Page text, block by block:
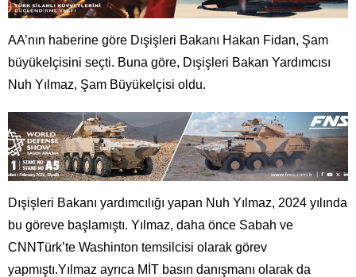
AA’nın haberine göre Dışişleri Bakanı Hakan Fidan, Şam
büyükelçisini seçti. Buna göre, Dışişleri Bakan Yardımcısı
Nuh Yılmaz, Şam Büyükelçisi oldu.
Dışişleri Bakanı yardımcılığı yapan Nuh Yılmaz, 2024 yılında
bu göreve başlamıştı. Yılmaz, daha önce Sabah ve
CNNTürk’te Washinton temsilcisi olarak görev
yapmıştı.Yılmaz ayrıca MİT basın danışmanı olarak da